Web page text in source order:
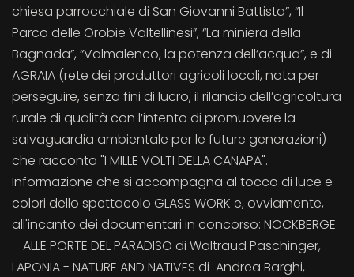
chiesa parrocchiale di San Giovanni Battista”, “Il
Parco delle Orobie Valtellinesi”, “La miniera della
Bagnada”, “Valmalenco, la potenza dell’acqua”, e di
AGRAIA (rete dei produttori agricoli locali, nata per
perseguire, senza fini di lucro, il rilancio dell’agricoltura
rurale di qualità con l’intento di promuovere la
salvaguardia ambientale per le future generazioni)
che racconta "I MILLE VOLTI DELLA CANAPA".
Informazione che si accompagna al tocco di luce e
colori dello spettacolo GLASS WORK e, ovviamente,
all'incanto dei documentari in concorso: NOCKBERGE
– ALLE PORTE DEL PARADISO di Waltraud Paschinger,
LAPONIA - NATURE AND NATIVES di Andrea Barghi,